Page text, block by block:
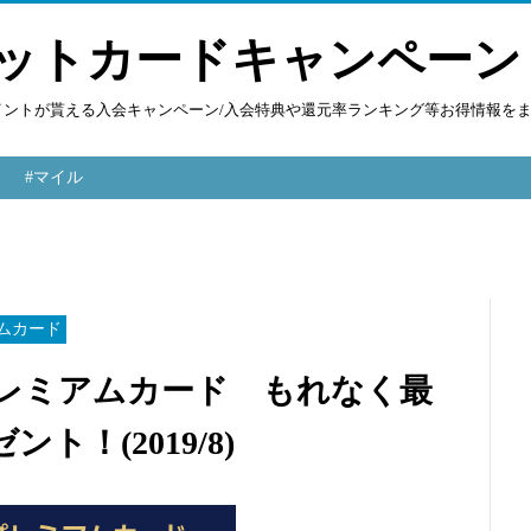
トカードキャンペーン
トが貰える入会キャンペーン/入会特典や還元率ランキング等お得情報を
#マイル
カード
ミアムカード もれなく最
ント！(2019/8)